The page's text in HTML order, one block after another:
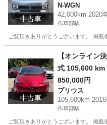
中古車
N-WGN
42,000km 2020
作草部駅
ご覧頂きありがとうございます。 掲
作草部駅 N-
中古車
【オンライン
式 105,600 km
850,000円
プリウス
105,600km
作草部駅
ご覧頂きありがとうございます。 掲